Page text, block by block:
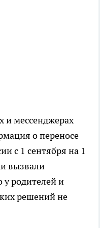
и мессенджерах
о переносе
с 1 сентября на 1
вызвали
у родителей и
решений не